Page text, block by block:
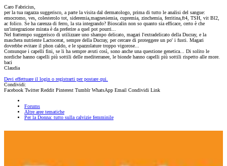
Caro Fabricius,
per la tua ragazza suggerisco, a parte la visita dal dermatologo, prima di tutto le analisi del sangue:
emocromo, ves, colesterolo tot, sideremia,magnesiemia, cupremia, zinchemia, ferritina,ft4, TSH, vit Bl2,
ac folico. Se ha carenza di ferro, la sta integrando? Bioscalin non so quanto sia efficace, certo è che
un'integrazione mirata è da preferire a quel pot pourri...
Nel frattempo suggerisco di utilizzare uno shampo delicato, magari l'extradelicato della Ducray, e la
maschera nutriente Lactocerat, sempre della Ducray, per cercare di proteggere un po' i fusti. Magari
dovrebbe evitare il phon caldo, e le spazzolature troppo vigorose...
Comunque i capelli fini, se li ha sempre avuti così, sono anche una questione genetica... Di solito le
nordiche hanno capelli più sottili delle mediterranee, le bionde hanno capelli più sottili rispetto alle more.
baci
Claudia
Devi effettuare il login o registrarti per postare qui.
Condividi:
Facebook Twitter Reddit Pinterest Tumblr WhatsApp Email Condividi Link
Forums
Altre aree tematiche
Per la Donna: tutto sulla calvizie femminile